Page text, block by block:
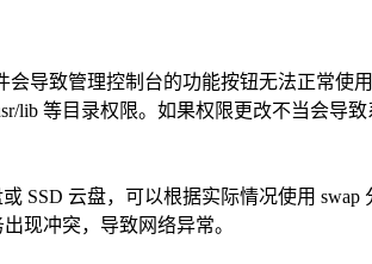
导致管理控制台的功能按钮无法正常使用
lib 等目录权限。如果权限更改不当会导致
SSD 云盘，可以根据实际情况使用 swap
现冲突，导致网络异常。